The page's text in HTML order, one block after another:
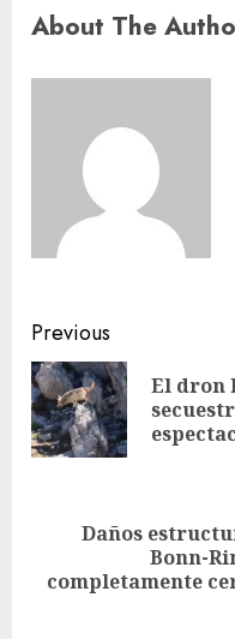
About The
Previous
El dron
Daños
Bonn-
completamente